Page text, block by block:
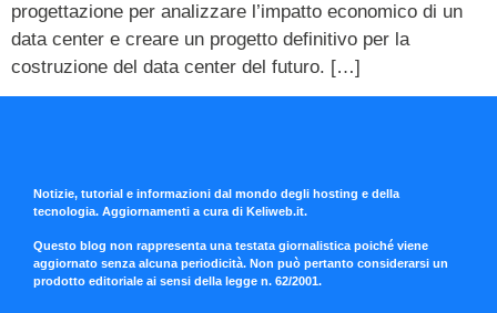
progettazione per analizzare l’impatto economico di un
data center e creare un progetto definitivo per la
costruzione del data center del futuro. […]
Notizie, tutorial e informazioni dal mondo degli hosting e della
tecnologia. Aggiornamenti a cura di Keliweb.it.
Questo blog non rappresenta una testata giornalistica poiché viene
aggiornato senza alcuna periodicità. Non può pertanto considerarsi un
prodotto editoriale ai sensi della legge n. 62/2001.